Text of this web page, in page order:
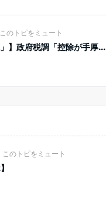
このトピをミュート
】政府税調「控除が手厚...
このトピをミュート